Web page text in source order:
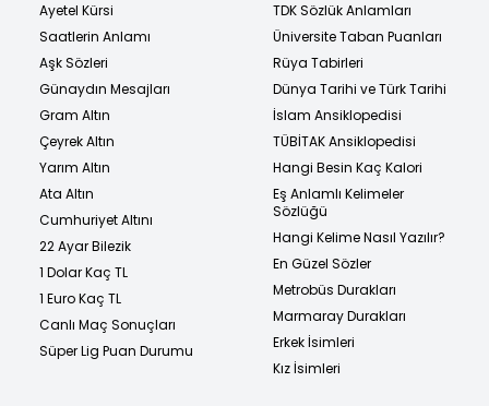
Ayetel Kürsi
Saatlerin Anlamı
Aşk Sözleri
Günaydın Mesajları
Gram Altın
Çeyrek Altın
Yarım Altın
Ata Altın
Cumhuriyet Altını
22 Ayar Bilezik
1 Dolar Kaç TL
1 Euro Kaç TL
Canlı Maç Sonuçları
Süper Lig Puan Durumu
TDK Sözlük Anlamları
Üniversite Taban Puanları
Rüya Tabirleri
Dünya Tarihi ve Türk Tarihi
İslam Ansiklopedisi
TÜBİTAK Ansiklopedisi
Hangi Besin Kaç Kalori
Eş Anlamlı Kelimeler
Sözlüğü
Hangi Kelime Nasıl Yazılır?
En Güzel Sözler
Metrobüs Durakları
Marmaray Durakları
Erkek İsimleri
Kız İsimleri